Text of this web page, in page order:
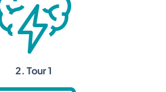
2. Tour 1